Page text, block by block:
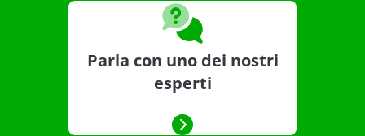
Parla con uno dei nostri
esperti